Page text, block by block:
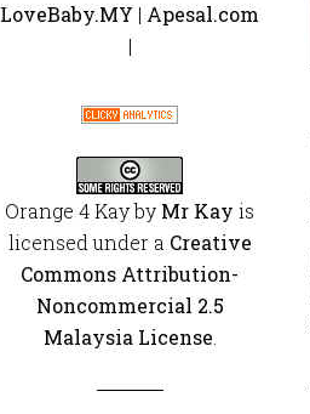
LoveBaby.MY | Apesal.com
|
Orange 4 Kayby Mr Kay is
licensed under a Creative
Commons Attribution-
Noncommercial 2.5
Malaysia License